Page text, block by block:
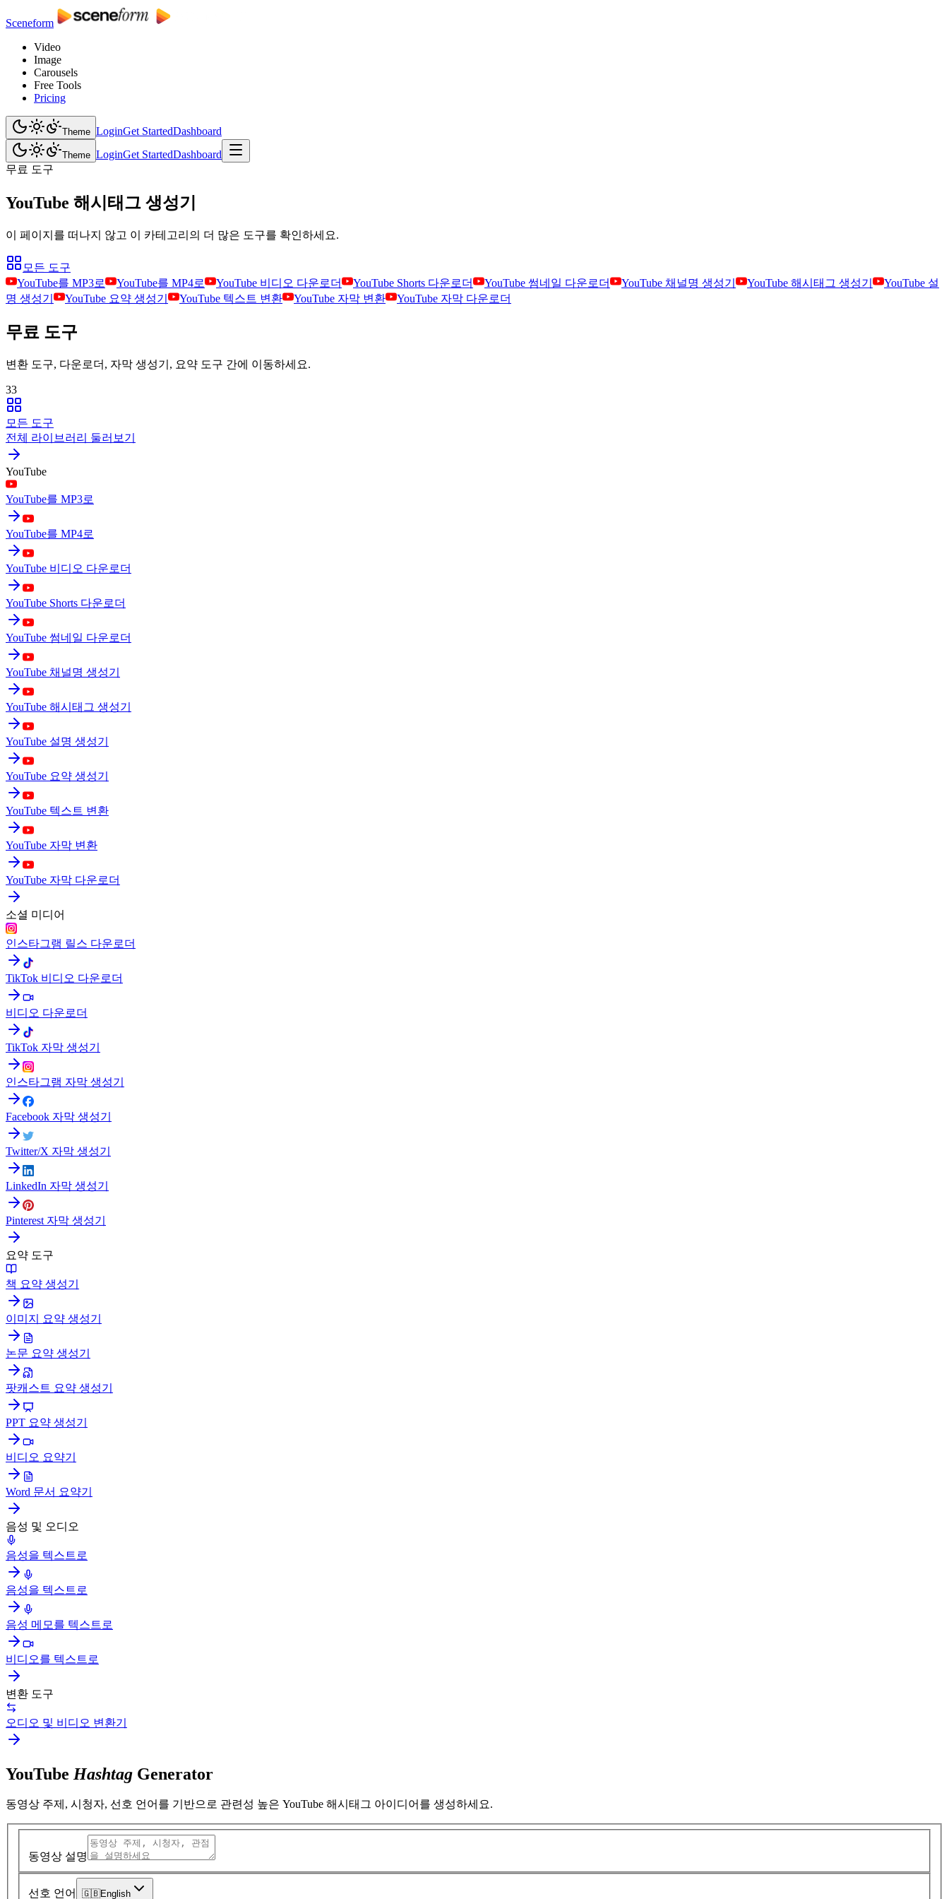
Sceneform
Video
Image
Carousels
Free Tools
Pricing
Theme LoginGet StartedDashboard
Theme LoginGet StartedDashboard
무료 도구
YouTube 해시태그 생성기
이 페이지를 떠나지 않고 이 카테고리의 더 많은 도구를 확인하세요.
모든 도구
YouTube를 MP3로
YouTube를 MP4로 YouTube 비디오 다운로더 YouTube Shorts 다운로더 YouTube 썸네일 다운로더 YouTube 채널명 생성기 YouTube 해시태그 생성기
YouTube 설
명 생성기
YouTube 요약 생성기 YouTube 텍스트 변환 YouTube 자막 변환 YouTube 자막 다운로더
무료 도구
변환 도구, 다운로더, 자막 생성기, 요약 도구 간에 이동하세요.
33
모든 도구
전체 라이브러리 둘러보기
YouTube
YouTube를 MP3로
YouTube를 MP4로
YouTube 비디오 다운로더
YouTube Shorts 다운로더
YouTube 썸네일 다운로더
YouTube 채널명 생성기
YouTube 해시태그 생성기
YouTube 설명 생성기
YouTube 요약 생성기
YouTube 텍스트 변환
YouTube 자막 변환
YouTube 자막 다운로더
소셜 미디어
인스타그램 릴스 다운로더
TikTok 비디오 다운로더
비디오 다운로더
TikTok 자막 생성기
인스타그램 자막 생성기
Facebook 자막 생성기
Twitter/X 자막 생성기
LinkedIn 자막 생성기
Pinterest 자막 생성기
요약 도구
책 요약 생성기
이미지 요약 생성기
논문 요약 생성기
팟캐스트 요약 생성기
PPT 요약 생성기
비디오 요약기
Word 문서 요약기
음성 및 오디오
음성을 텍스트로
음성을 텍스트로
음성 메모를 텍스트로
비디오를 텍스트로
변환 도구
오디오 및 비디오 변환기
YouTube Hashtag Generator
동영상 주제, 시청자, 선호 언어를 기반으로 관련성 높은 YouTube 해시태그 아이디어를 생성하세요.
동영상 설명
선호 언어 🇬🇧English